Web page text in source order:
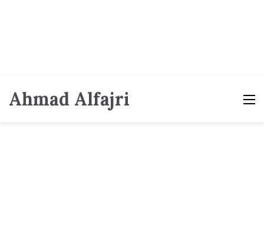
Ahmad Alfajri